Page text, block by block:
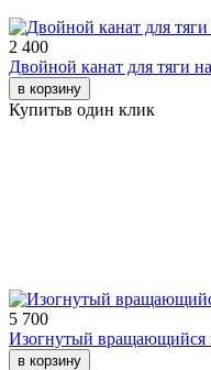
2 400
Двойной канат для тяги
в корзину
Купитьв один клик
5 700
Изогнутый вращающийся
в корзину